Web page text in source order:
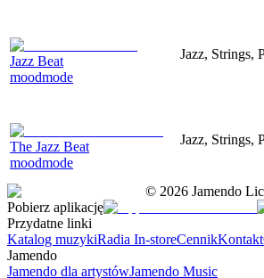
Jazz Beat
moodmode
Jazz, Strings,
The Jazz Beat
moodmode
Jazz, Strings,
© 2026 Jamendo
Pobierz aplikację
Przydatne linki
Katalog muzykiRadia In-storeCennikKontakt
Jamendo
Jamendo dla artystówJamendo Music